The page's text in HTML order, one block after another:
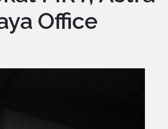
Office